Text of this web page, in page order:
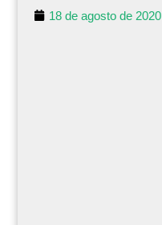
18 de agosto de 2020